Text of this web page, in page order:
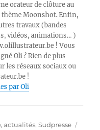
orateur de clôture au
thème Moonshot. Enfin,
travaux (bandes
vidéos, animations… )
! Vous
Oli ? Rien de plus
les réseaux sociaux ou
!
par Oli
actualités,Sudpresse